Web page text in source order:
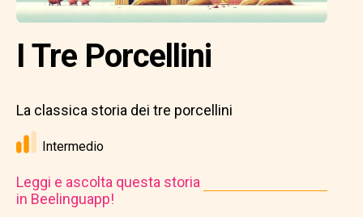
I Tre Porcellini
La classica storia dei tre porcellini
Intermedio
Leggi e ascolta questa storia
in Beelinguapp!